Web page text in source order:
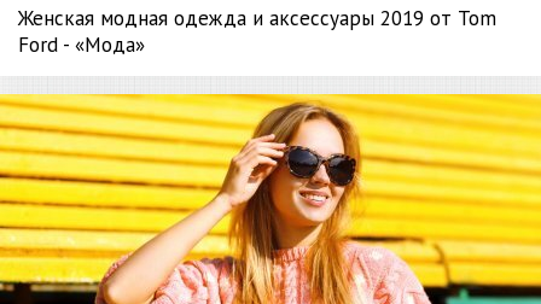
Женская модная одежда и аксессуары 2019 от Tom
Ford - «Мода»